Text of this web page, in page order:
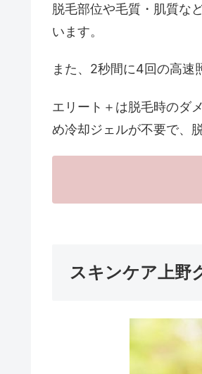
脱毛部位や毛質・肌質な
います。
また、2秒間に4回の高速
エリート＋は脱毛時のダ
め冷却ジェルが不要で、
スキンケア上野